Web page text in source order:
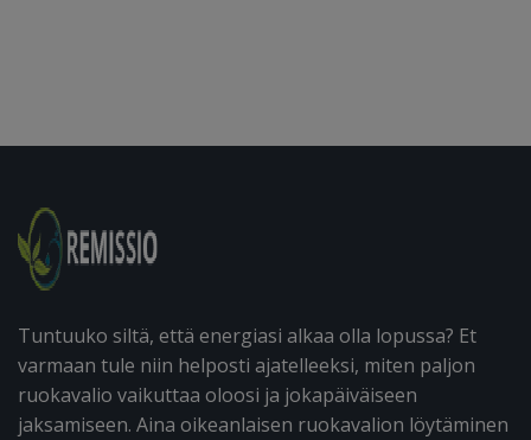
Tuntuuko siltä, että energiasi alkaa olla lopussa? Et
varmaan tule niin helposti ajatelleeksi, miten paljon
ruokavalio vaikuttaa oloosi ja jokapäiväiseen
jaksamiseen. Aina oikeanlaisen ruokavalion löytäminen